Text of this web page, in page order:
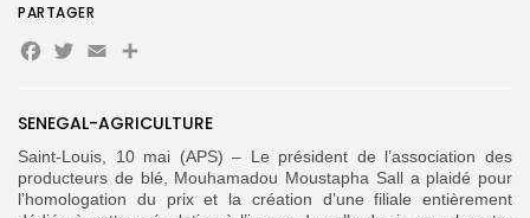
FR
SENEGAL-AGRICULTURE
Saint-Louis, 10 mai (APS) – Le président de l’association des
producteurs de blé, Mouhamadou Moustapha Sall a plaidé pour
l’homologation du prix et la création d’une filiale entièrement
PARTAGER
Facebook
Twitter
EmailPartager